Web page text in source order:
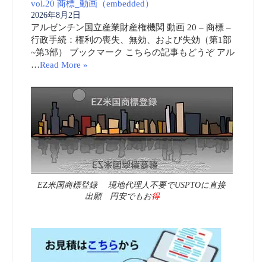
vol.20 商標_動画（embedded）
2026年8月2日
アルゼンチン国立産業財産権機関 動画 20 – 商標 –
行政手続：権利の喪失、無効、および失効（第1部
~第3部） ブックマーク こちらの記事もどうぞ アル
…Read More »
EZ米国商標登録 現地代理人不要でUSPTOに直接
出願 円安でもお得